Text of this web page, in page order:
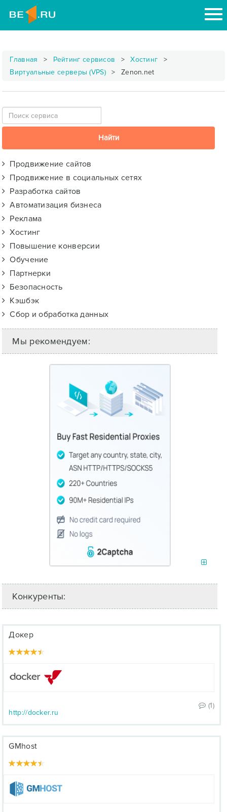
Главная Рейтинг сервисов
Хостинг
Виртуальные серверы (VPS)
Zenon.net
Продвижение сайтов
Продвижение в социальных сетях
Разработка сайтов
Автоматизация бизнеса
Реклама
Хостинг
Повышение конверсии
Обучение
Партнерки
Безопасность
Кэшбэк
Сбор и обработка данных
Мы рекомендуем:
Конкуренты:
Докер
(1)
http://docker.ru
GMhost